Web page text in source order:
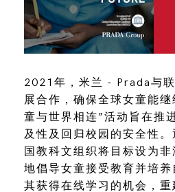
2021年，米兰 - Prada与
展合作，确保全球女童能
童与世界相连”活动旨在推
及性及回归校园的安全性
国教科文组织将目标设为
地倡导女童接受教育并培
其获得在线学习的机会，重